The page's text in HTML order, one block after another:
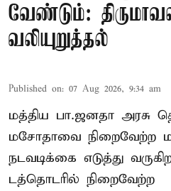
வேண்டும்:
வலியுறுத்தல்
Published on: 07 Aug 2026, 9:34 am
மத்திய பா.ஜனதா அரசு
மசோதாவை நிறைவேற்ற
நடவடிக்கை எடுத்து
டத்தொடரில் நிறைவேற்ற